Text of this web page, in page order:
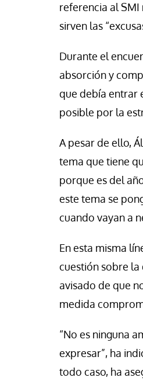
referencia al SMI
sirven las
Durante el
absorción y
que debía entrar
posible por la
A pesar de ello,
tema que tiene
porque es del
este tema se
cuando vayan a
En esta misma
cuestión sobre la
avisado de que
medida
“No es ninguna
expresar”, ha
todo caso, ha